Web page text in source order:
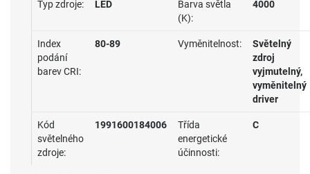
Typ zdroje: LED
Barva světla
(K):
4000
Index
podání
barev CRI:
80-89 Vyměnitelnost:
Světelný
zdroj
vyjmutelný,
vyměnitelný
driver
Kód
světelného
zdroje:
1991600184006
Třída
energetické
účinnosti:
C